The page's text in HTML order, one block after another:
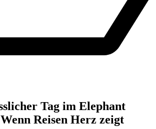
Tag im Elephant
Reisen Herz zeigt